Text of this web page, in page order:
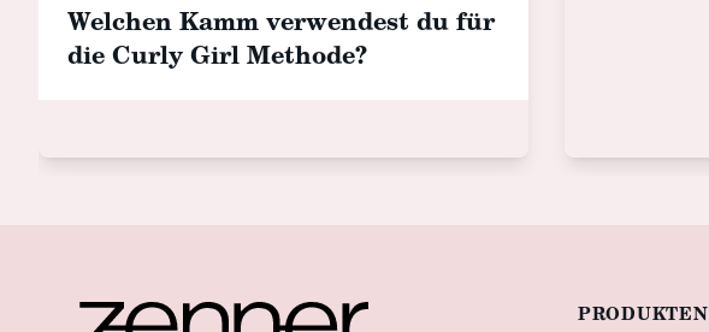
Welchen Kamm verwendest du für
die Curly Girl Methode?
PRODUKTEN